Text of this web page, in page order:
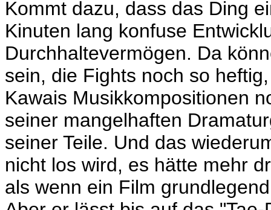
Kommt dazu, dass das Ding
Kinuten lang konfuse
Durchhaltevermögen. Da
sein, die Fights noch so
Kawais Musikkompositionen
seiner mangelhaften
seiner Teile. Und das
nicht los wird, es hätte mehr
als wenn ein Film